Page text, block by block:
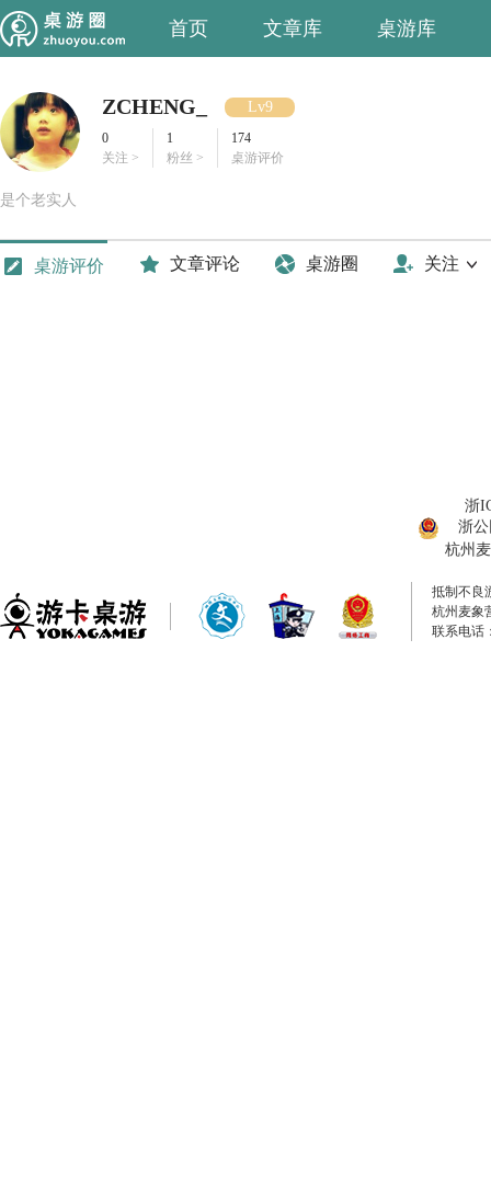
首页 文章库 桌游库
ZCHENG_ Lv9
0
关注 >
1
粉丝 >
174
桌游评价
是个老实人
桌游评价 文章评论 桌游圈 关注
浙
浙公
杭州
抵制不良
杭州麦象
联系电话